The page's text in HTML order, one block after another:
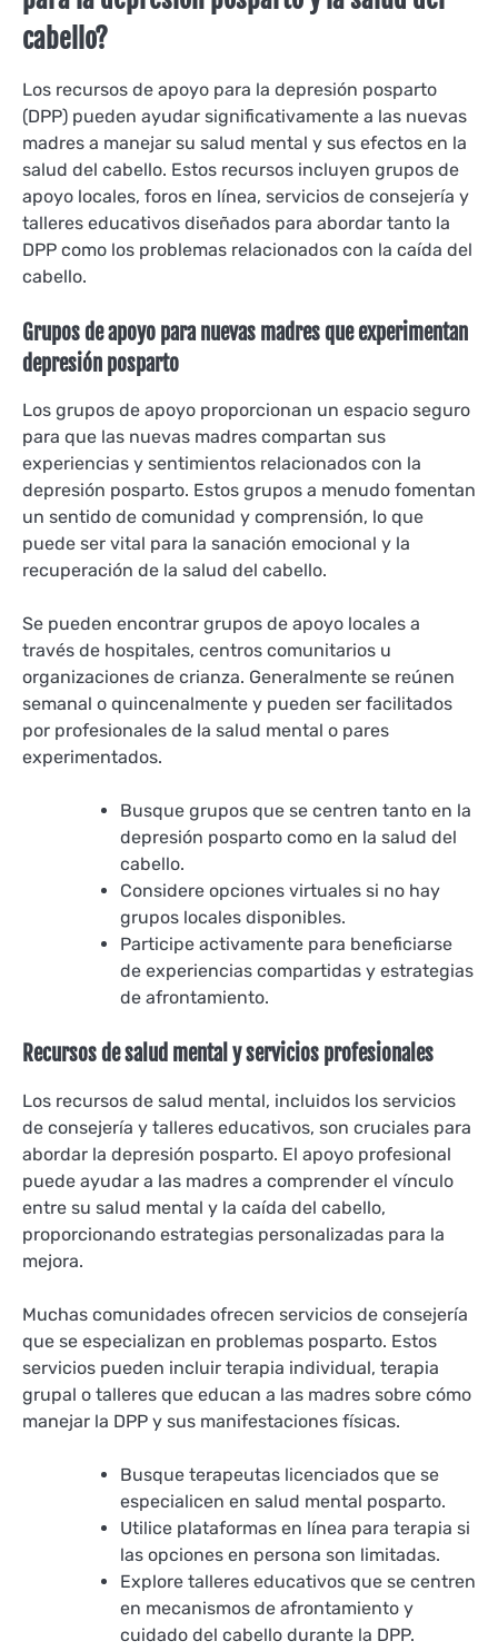
cabello?
Los recursos de apoyo para la depresión posparto
(DPP) pueden ayudar significativamente a las nuevas
madres a manejar su salud mental y sus efectos en la
salud del cabello. Estos recursos incluyen grupos de
apoyo locales, foros en línea, servicios de consejería y
talleres educativos diseñados para abordar tanto la
DPP como los problemas relacionados con la caída del
cabello.
Grupos de apoyo para nuevas madres que experimentan
depresión posparto
Los grupos de apoyo proporcionan un espacio seguro
para que las nuevas madres compartan sus
experiencias y sentimientos relacionados con la
depresión posparto. Estos grupos a menudo fomentan
un sentido de comunidad y comprensión, lo que
puede ser vital para la sanación emocional y la
recuperación de la salud del cabello.
Se pueden encontrar grupos de apoyo locales a
través de hospitales, centros comunitarios u
organizaciones de crianza. Generalmente se reúnen
semanal o quincenalmente y pueden ser facilitados
por profesionales de la salud mental o pares
experimentados.
Busque grupos que se centren tanto en la
depresión posparto como en la salud del
cabello.
Considere opciones virtuales si no hay
grupos locales disponibles.
Participe activamente para beneficiarse
de experiencias compartidas y estrategias
de afrontamiento.
Recursos de salud mental y servicios profesionales
Los recursos de salud mental, incluidos los servicios
de consejería y talleres educativos, son cruciales para
abordar la depresión posparto. El apoyo profesional
puede ayudar a las madres a comprender el vínculo
entre su salud mental y la caída del cabello,
proporcionando estrategias personalizadas para la
mejora.
Muchas comunidades ofrecen servicios de consejería
que se especializan en problemas posparto. Estos
servicios pueden incluir terapia individual, terapia
grupal o talleres que educan a las madres sobre cómo
manejar la DPP y sus manifestaciones físicas.
Busque terapeutas licenciados que se
especialicen en salud mental posparto.
Utilice plataformas en línea para terapia si
las opciones en persona son limitadas.
Explore talleres educativos que se centren
en mecanismos de afrontamiento y
cuidado del cabello durante la DPP.